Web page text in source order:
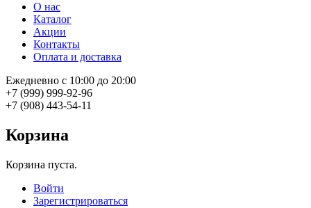
О нас
Каталог
Акции
Контакты
Оплата и доставка
Ежедневно с 10:00 до 20:00
+7 (999) 999-92-96
+7 (908) 443-54-11
Корзина
Корзина пуста.
Войти
Зарегистрироваться